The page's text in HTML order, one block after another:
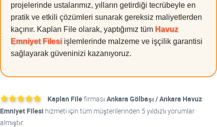
projelerinde ustalarımız, yılların getirdiği tecrübeyle en
pratik ve etkili çözümleri sunarak gereksiz maliyetlerden
kaçınır. Kaplan File olarak, yaptığımız tüm Havuz
Emniyet Filesi işlemlerinde malzeme ve işçilik garantisi
sağlayarak güveninizi kazanıyoruz.
Kaplan Filefirması Ankara Gölbaşı / Ankara Havuz
Emniyet Filesi hizmeti için tüm müşterilerinden 5 yıldızlı yorumlar
almıştır.